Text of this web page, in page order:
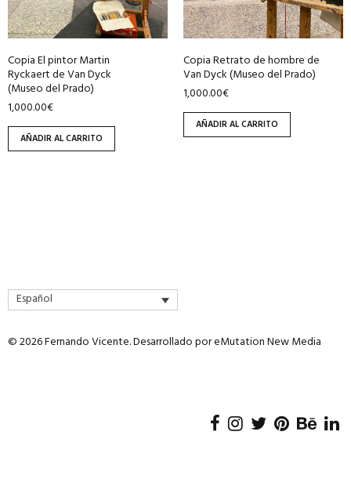
Copia El pintor Martin
Ryckaert de Van Dyck
(Museo del Prado)
1,000.00€
AÑADIR AL CARRITO
Copia Retrato de hombre de
Van Dyck (Museo del Prado)
1,000.00€
AÑADIR AL CARRITO
Español
© 2026 Fernando Vicente. Desarrollado poreMutation New Media